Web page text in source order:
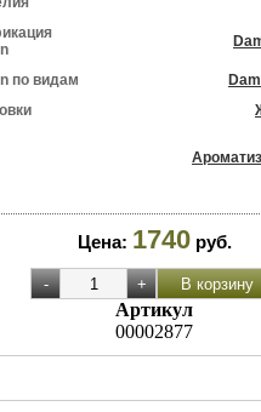
по видам
Цена: 1740 руб.
Артикул
00002877